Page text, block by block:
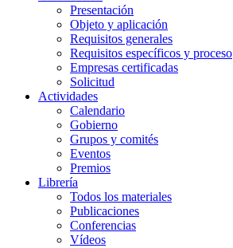
Presentación
Objeto y aplicación
Requisitos generales
Requisitos específicos y proceso
Empresas certificadas
Solicitud
Actividades
Calendario
Gobierno
Grupos y comités
Eventos
Premios
Librería
Todos los materiales
Publicaciones
Conferencias
Vídeos